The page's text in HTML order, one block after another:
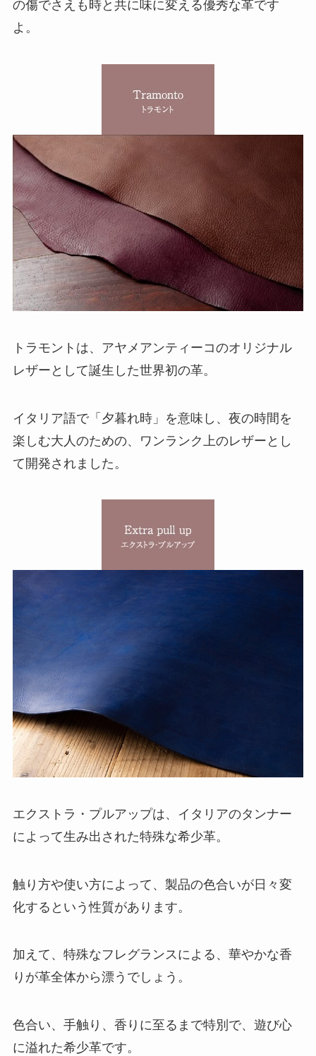
の傷でさえも時と共に味に変える優秀な革です
よ。
トラモントは、アヤメアンティーコのオリジナル
レザーとして誕生した世界初の革。
イタリア語で「夕暮れ時」を意味し、夜の時間を
楽しむ大人のための、ワンランク上のレザーとし
て開発されました。
エクストラ・プルアップは、イタリアのタンナー
によって生み出された特殊な希少革。
触り方や使い方によって、製品の色合いが日々変
化するという性質があります。
加えて、特殊なフレグランスによる、華やかな香
りが革全体から漂うでしょう。
色合い、手触り、香りに至るまで特別で、遊び心
に溢れた希少革です。